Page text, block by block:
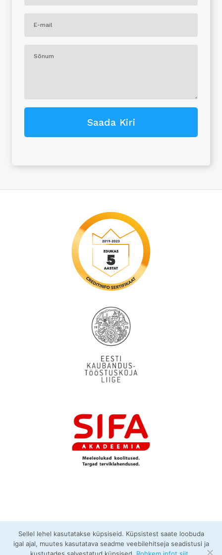
Saada Kiri
Sellel lehel kasutatakse küpsiseid. Küpsistest saate loobuda
igal ajal, muutes kasutatava seadme veebilehitseja seadistusi ja